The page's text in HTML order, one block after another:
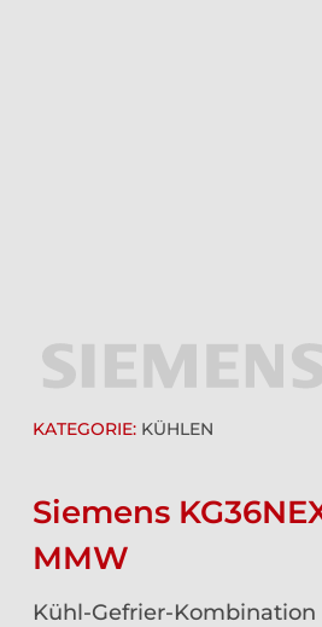
KATEGORIE: KÜHLEN
Siemens
MMW
Kühl-Gefrier-Kombination